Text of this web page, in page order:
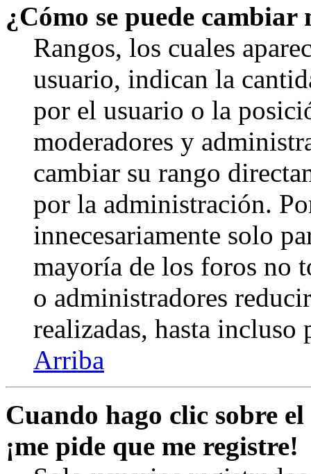
¿Cómo se puede cambiar
Rangos, los cuales
usuario, indican la
por el usuario o la
moderadores y
cambiar su rango
por la administración.
innecesariamente solo
mayoría de los foros no
o administradores
realizadas, hasta incluso
Arriba
Cuando hago clic sobre
¡me pide que me registre!